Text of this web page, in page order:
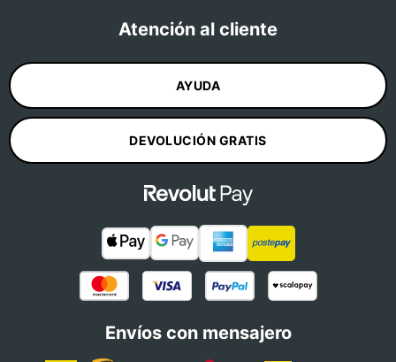
Atención al cliente
AYUDA
DEVOLUCIÓN GRATIS
Envíos con mensajero